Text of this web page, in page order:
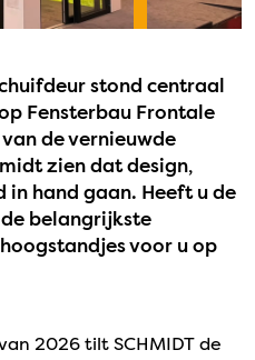
stond centraal
Fensterbau Frontale
de vernieuwde
zien dat design,
hand gaan. Heeft u de
belangrijkste
voor u op
2026 tilt SCHMIDT de